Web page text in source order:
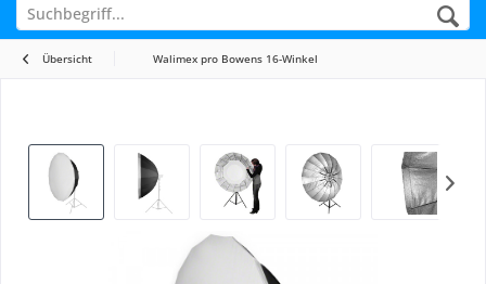
Übersicht Walimex pro Bowens 16-Winkel